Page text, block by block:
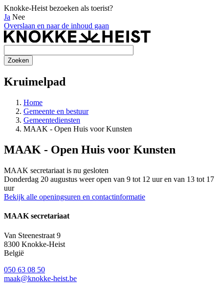
Knokke-Heist bezoeken als toerist?
Ja Nee
Overslaan en naar de inhoud gaan
Kruimelpad
Home
Gemeente en bestuur
Gemeentediensten
MAAK - Open Huis voor Kunsten
MAAK - Open Huis voor Kunsten
MAAK secretariaat is nu gesloten
Donderdag 20 augustus weer open van 9 tot 12 uur en van 13 tot 17
uur
Bekijk alle openingsuren en contactinformatie
MAAK secretariaat
Van Steenestraat 9
8300 Knokke-Heist
België
050 63 08 50
maak@knokke-heist.be